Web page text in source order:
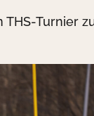
Turnier